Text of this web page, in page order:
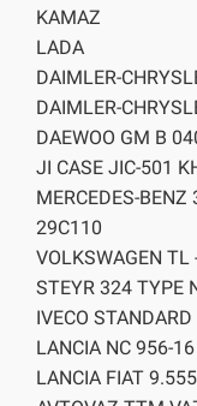
KAMAZ
LADA
DAIMLER-
DAIMLER-
DAEWOO GM B
JI CASE JIC-501
MERCEDES-
29C110
VOLKSWAGEN TL
STEYR 324 TYPE
IVECO
LANCIA NC 956-16
LANCIA FIAT